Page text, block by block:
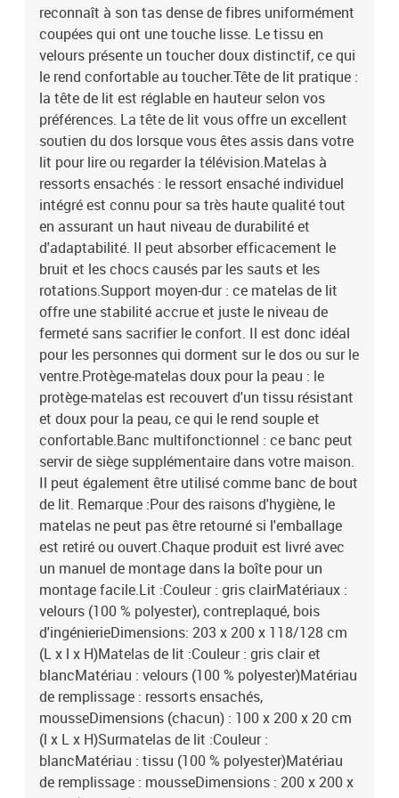
de lit2 x matelas1 x surmatelas1 x banc
reconnaît à son tas dense de fibres uniformément
coupées qui ont une touche lisse. Le tissu en
velours présente un toucher doux distinctif, ce qui
le rend confortable au toucher.Tête de lit pratique :
la tête de lit est réglable en hauteur selon vos
préférences. La tête de lit vous offre un excellent
soutien du dos lorsque vous êtes assis dans votre
lit pour lire ou regarder la télévision.Matelas à
ressorts ensachés : le ressort ensaché individuel
intégré est connu pour sa très haute qualité tout
en assurant un haut niveau de durabilité et
d'adaptabilité. Il peut absorber efficacement le
bruit et les chocs causés par les sauts et les
rotations.Support moyen-dur : ce matelas de lit
offre une stabilité accrue et juste le niveau de
fermeté sans sacrifier le confort. Il est donc idéal
pour les personnes qui dorment sur le dos ou sur le
ventre.Protège-matelas doux pour la peau : le
protège-matelas est recouvert d'un tissu résistant
et doux pour la peau, ce qui le rend souple et
confortable.Banc multifonctionnel : ce banc peut
servir de siège supplémentaire dans votre maison.
Il peut également être utilisé comme banc de bout
de lit. Remarque :Pour des raisons d'hygiène, le
matelas ne peut pas être retourné si l'emballage
est retiré ou ouvert.Chaque produit est livré avec
un manuel de montage dans la boîte pour un
montage facile.Lit :Couleur : gris clairMatériaux :
velours (100 % polyester), contreplaqué, bois
d'ingénierieDimensions: 203 x 200 x 118/128 cm
(L x l x H)Matelas de lit :Couleur : gris clair et
blancMatériau : velours (100 % polyester)Matériau
de remplissage : ressorts ensachés,
mousseDimensions (chacun) : 100 x 200 x 20 cm
(l x L x H)Surmatelas de lit :Couleur :
blancMatériau : tissu (100 % polyester)Matériau
de remplissage : mousseDimensions : 200 x 200 x